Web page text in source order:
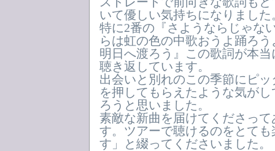
いて優しい気持ちになりました
特に2番の『さようならじゃな
らは虹の色の中歌おうよ踊ろ
明日へ渡ろう』この歌詞が本
聴き返しています。
出会いと別れのこの季節にピ
を押してもらえたような気が
ろうと思いました。
素敵な新曲を届けてくださっ
す。ツアーで聴けるのをとて
す」と綴ってくださいました。